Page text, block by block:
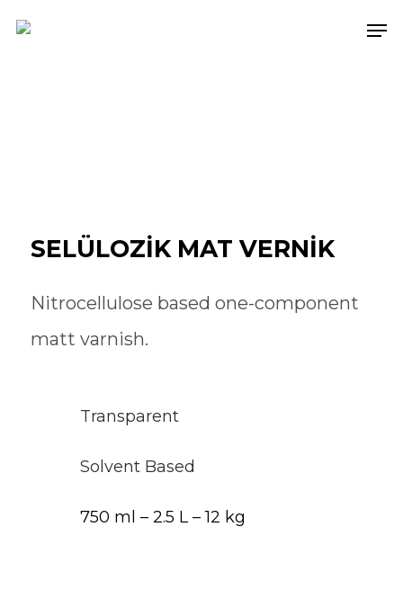
SELÜLOZİK MAT VERNİK
Nitrocellulose based one-component
matt varnish.
Transparent
Solvent Based
750 ml – 2.5 L – 12 kg